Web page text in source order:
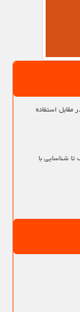
مقابل استفاده
شناسایی با